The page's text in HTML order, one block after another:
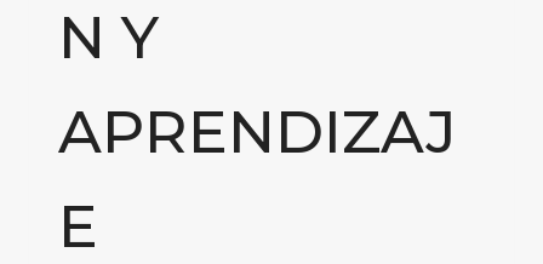
N Y
APRENDIZAJ
E